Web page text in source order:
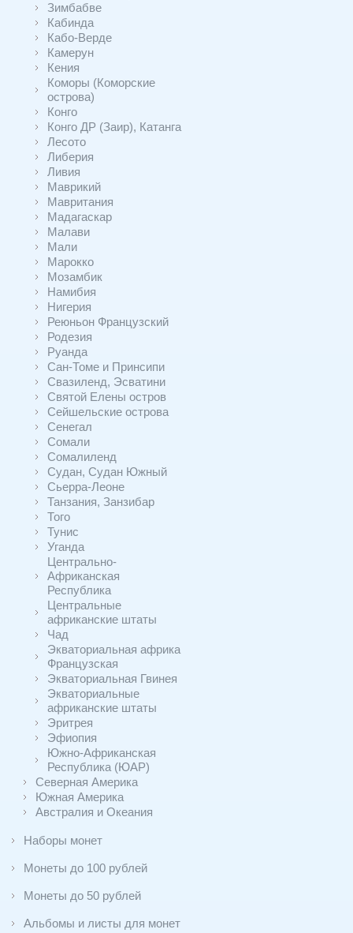
Зимбабве
Кабинда
Кабо-Верде
Камерун
Кения
Коморы (Коморские
острова)
Конго
Конго ДР (Заир), Катанга
Лесото
Либерия
Ливия
Маврикий
Мавритания
Мадагаскар
Малави
Мали
Марокко
Мозамбик
Намибия
Нигерия
Реюньон Французский
Родезия
Руанда
Сан-Томе и Принсипи
Свазиленд, Эсватини
Святой Елены остров
Сейшельские острова
Сенегал
Сомали
Сомалиленд
Судан, Судан Южный
Сьерра-Леоне
Танзания, Занзибар
Того
Тунис
Уганда
Центрально-
Африканская
Республика
Центральные
африканские штаты
Чад
Экваториальная африка
Французская
Экваториальная Гвинея
Экваториальные
африканские штаты
Эритрея
Эфиопия
Южно-Африканская
Республика (ЮАР)
Северная Америка
Южная Америка
Австралия и Океания
Наборы монет
Монеты до 100 рублей
Монеты до 50 рублей
Альбомы и листы для монет